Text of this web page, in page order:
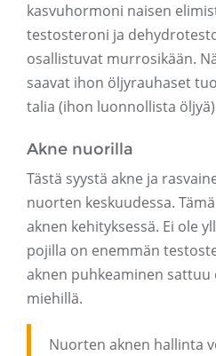
kasvuhormoni naisen
testosteroni ja
osallistuvat murrosikään.
saavat ihon öljyrauhaset
talia (ihon luonnollista
Akne nuorilla
Tästä syystä akne ja
nuorten keskuudessa.
aknen kehityksessä. Ei ole
pojilla on enemmän
aknen puhkeaminen sattuu
miehillä.
Nuorten aknen hallinta